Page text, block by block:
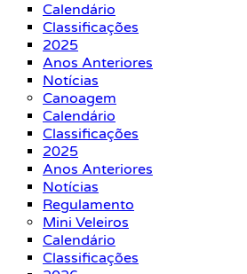
Calendário
Classificações
2025
Anos Anteriores
Notícias
Canoagem
Calendário
Classificações
2025
Anos Anteriores
Notícias
Regulamento
Mini Veleiros
Calendário
Classificações